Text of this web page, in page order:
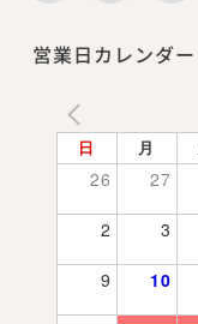
営業日カレンダー
日 月
26 27
2 3
9 10